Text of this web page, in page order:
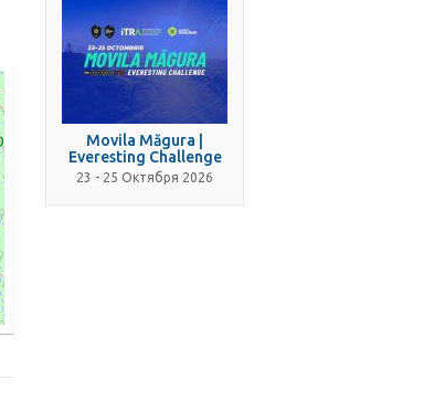
Movila Măgura |
Everesting Challenge
23 - 25 Октября 2026